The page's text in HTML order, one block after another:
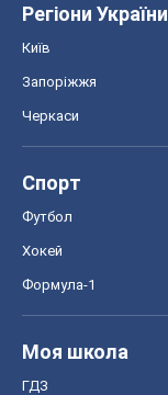
Регіони України
Київ
Запоріжжя
Черкаси
Спорт
Футбол
Хокей
Формула-1
Моя школа
ГДЗ